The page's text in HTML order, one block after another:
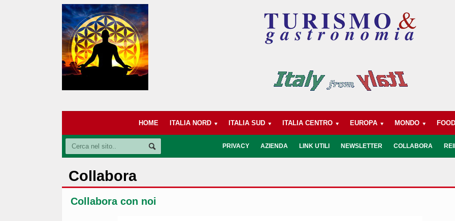
HOME ITALIA NORD ITALIA SUD ITALIA CENTRO EUROPA MONDO FOOD
PRIVACY AZIENDA LINK UTILI NEWSLETTER COLLABORA
Collabora
Collabora con noi